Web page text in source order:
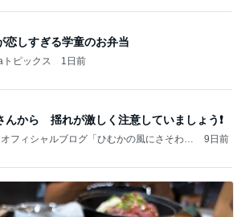
恋しすぎる学童のお弁当
ピックス 1日前
んから 揺れが激しく注意していましょう❗️
フィシャルブログ「ひむかの風にさそわれ
9日前